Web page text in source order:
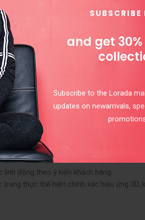
SUBSCRIBE
and get
Subscribe to the Lorada
updates on newarrivals,
và càng ngày càng đa dạng mẫu
đặc trưng truyền thống Việt Nam.
tiết. Có rất nhiều chất liệu vải dùng
lụa được ưu tiên hơn cả.
nhiều lựa chọn:
động theo ý kiến khách hàng.
thực thể hiện chính xác hiệu ứng 3D,